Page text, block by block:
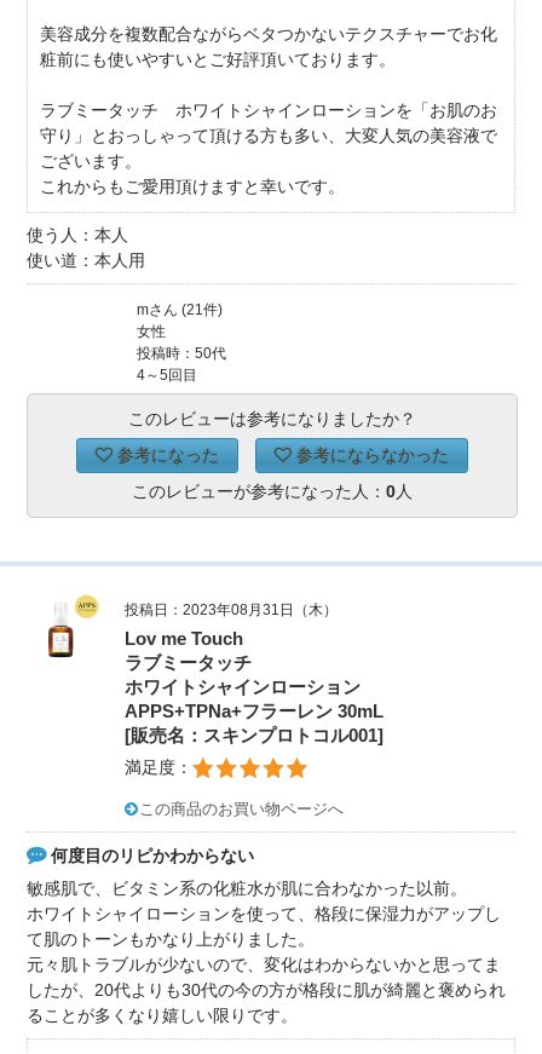
美容成分を複数配合ながらベタつかないテクスチャーでお化
粧前にも使いやすいとご好評頂いております。
ラブミータッチ ホワイトシャインローションを「お肌のお
守り」とおっしゃって頂ける方も多い、大変人気の美容液で
ございます。
これからもご愛用頂けますと幸いです。
使う人：本人
使い道：本人用
mさん (21件)
女性
投稿時：50代
4～5回目
このレビューは参考になりましたか？
参考になった
参考にならなかった
このレビューが参考になった人： 0人
投稿日：2023年08月31日（木）
Lov me Touch
ラブミータッチ
ホワイトシャインローション
APPS+TPNa+フラーレン 30mL
[販売名：スキンプロトコル001]
満足度：
この商品のお買い物ページへ
何度目のリピかわからない
敏感肌で、ビタミン系の化粧水が肌に合わなかった以前。
ホワイトシャイローションを使って、格段に保湿力がアップし
て肌のトーンもかなり上がりました。
元々肌トラブルが少ないので、変化はわからないかと思ってま
したが、20代よりも30代の今の方が格段に肌が綺麗と褒められ
ることが多くなり嬉しい限りです。